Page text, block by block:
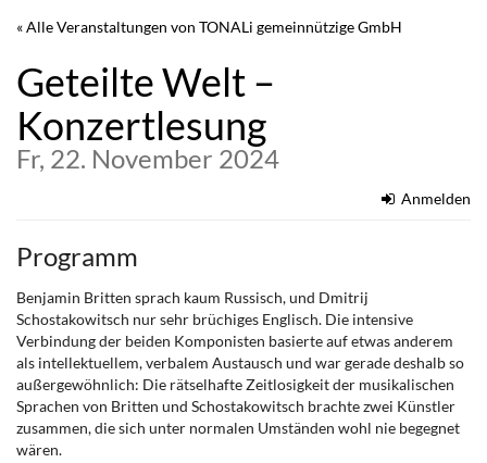
Zum
springen
« Alle Veranstaltungen von TONALi gemeinnützige GmbH
Geteilte Welt –
Konzertlesung
Fr, 22. November 2024
Anmelden
Programm
Benjamin Britten sprach kaum Russisch, und Dmitrij
Schostakowitsch nur sehr brüchiges Englisch. Die intensive
Verbindung der beiden Komponisten basierte auf etwas anderem
als intellektuellem, verbalem Austausch und war gerade deshalb so
außergewöhnlich: Die rätselhafte Zeitlosigkeit der musikalischen
Sprachen von Britten und Schostakowitsch brachte zwei Künstler
zusammen, die sich unter normalen Umständen wohl nie begegnet
wären.